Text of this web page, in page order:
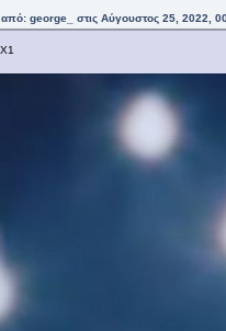
george_ στις Αύγουστος 25, 2022,